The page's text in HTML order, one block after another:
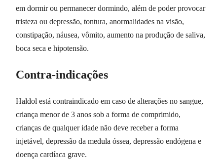
em dormir ou permanecer dormindo, além de poder provocar
tristeza ou depressão, tontura, anormalidades na visão,
constipação, náusea, vômito, aumento na produção de saliva,
boca seca e hipotensão.
Contra-indicações
Haldol está contraindicado em caso de alterações no sangue,
criança menor de 3 anos sob a forma de comprimido,
crianças de qualquer idade não deve receber a forma
injetável, depressão da medula óssea, depressão endógena e
doença cardíaca grave.